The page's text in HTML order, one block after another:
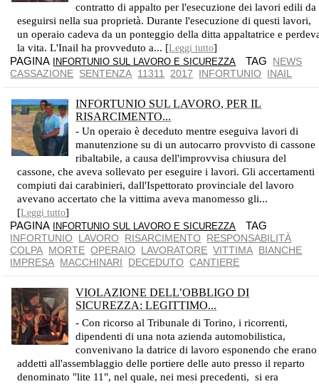
contratto di appalto per l'esecuzione dei lavori edili da
eseguirsi nella sua proprietà. Durante l'esecuzione di questi lavori,
un operaio cadeva da un ponteggio della ditta appaltatrice e
la vita. L'Inail ha provveduto a... [Leggi tutto]
PAGINA INFORTUNIO SUL LAVORO E SICUREZZA TAG NEWS
CASSAZIONE SENTENZA 11311 2017 INFORTUNIO INAIL
INFORTUNIO SUL LAVORO, PER IL
RISARCIMENTO...
- Un operaio è deceduto mentre eseguiva lavori di
manutenzione su di un autocarro provvisto di cassone
ribaltabile, a causa dell'improvvisa chiusura del
cassone, che aveva sollevato per eseguire i lavori. Gli accertamenti
compiuti dai carabinieri, dall'Ispettorato provinciale del lavoro
avevano accertato che la vittima aveva manomesso gli...
[Leggi tutto]
PAGINA INFORTUNIO SUL LAVORO E SICUREZZA TAG
INFORTUNIO LAVORO RISARCIMENTO
RESPONSABILITÀ
COLPA MORTE OPERAIO LAVORATORE VITTIMA BIANCHE
IMPRESA MACCHINARI DECEDUTO CANTIERE
VIOLAZIONE DELL’OBBLIGO DI
SICUREZZA: LEGITTIMO...
- Con ricorso al Tribunale di Torino, i ricorrenti,
dipendenti di una nota azienda automobilistica,
convenivano la datrice di lavoro esponendo che erano
addetti all'assemblaggio delle portiere delle auto presso il reparto
denominato "lite 11", nel quale, nei mesi precedenti, si era